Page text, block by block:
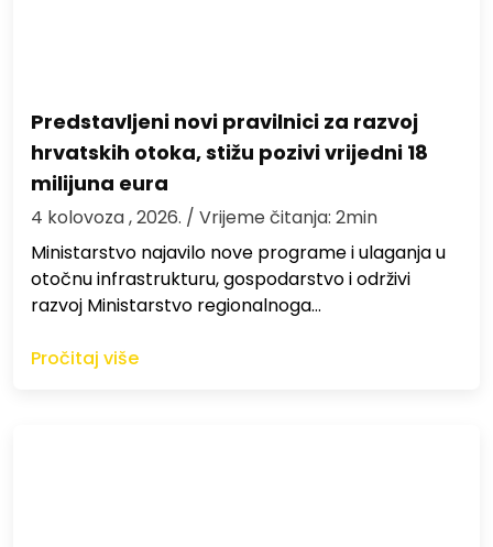
Predstavljeni novi pravilnici za razvoj
hrvatskih otoka, stižu pozivi vrijedni 18
milijuna eura
4 kolovoza , 2026. / Vrijeme čitanja: 2min
Ministarstvo najavilo nove programe i ulaganja u
otočnu infrastrukturu, gospodarstvo i održivi
razvoj Ministarstvo regionalnoga…
Pročitaj više